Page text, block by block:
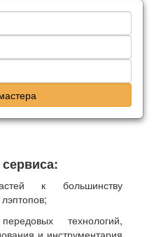
к большинству
технологий,
и инструментария